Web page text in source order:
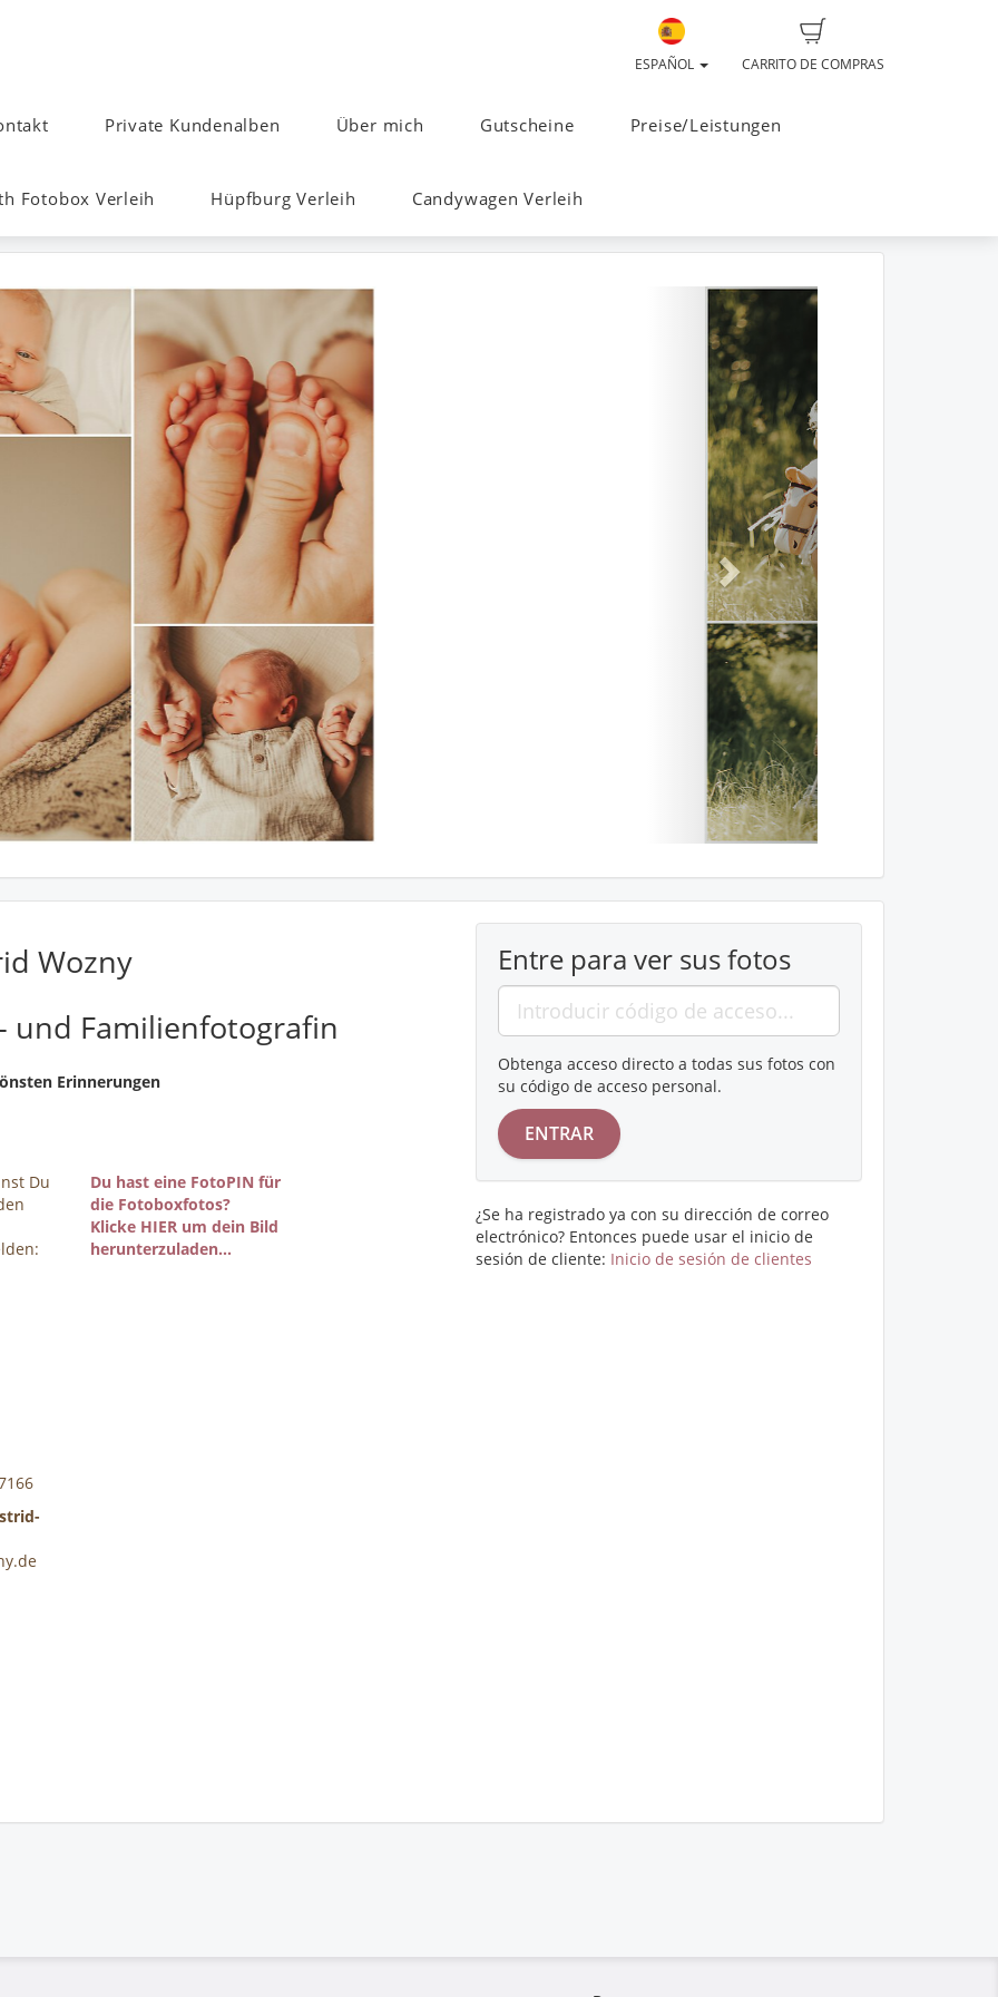
CARRITO DE COMPRAS
ESPAÑOL
Private Kundenalben Über mich Gutscheine Preise/Leistungen
Fotobox Verleih Hüpfburg Verleih Candywagen Verleih
Entre para ver sus fotos
Obtenga acceso directo a todas sus fotos con
su código de acceso personal.
¿Se ha registrado ya con su dirección de correo
electrónico? Entonces puede usar el inicio de
sesión de cliente: Inicio de sesión de clientes
Wozny
und Familienfotografin
Erinnerungen
Du
Du hast eine FotoPIN für
die Fotoboxfotos?
Klicke HIER um dein Bild
herunterzuladen...